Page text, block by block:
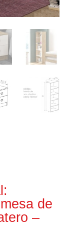
de
–